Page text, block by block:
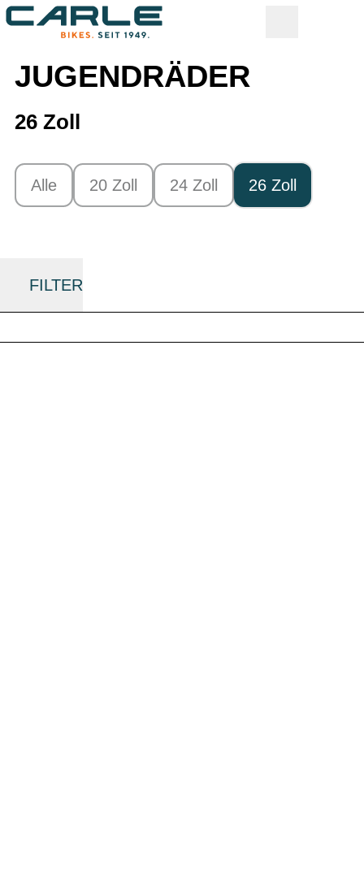
JUGENDRÄDER
26 Zoll
Alle 20 Zoll 24 Zoll 26 Zoll
FILTER